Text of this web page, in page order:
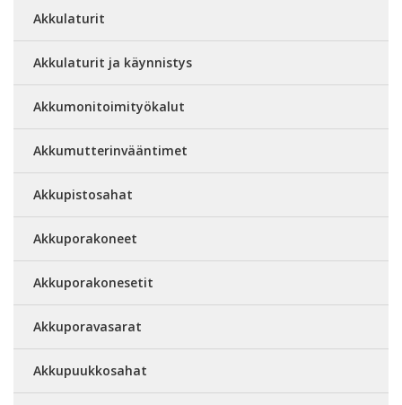
Akkulaturit
Akkulaturit ja käynnistys
Akkumonitoimityökalut
Akkumutterinvääntimet
Akkupistosahat
Akkuporakoneet
Akkuporakonesetit
Akkuporavasarat
Akkupuukkosahat